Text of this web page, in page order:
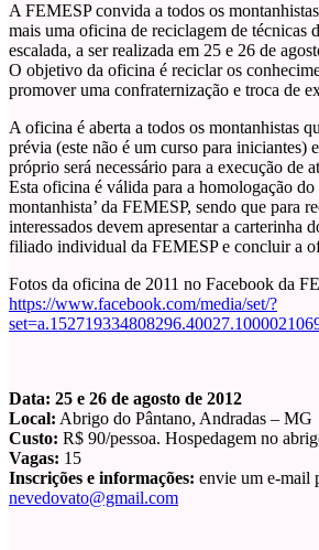
A FEMESP convida a todos os
mais uma oficina de reciclagem de técnicas
escalada, a ser realizada em 25 e 26 de
O objetivo da oficina é reciclar os
promover uma confraternização e troca de
A oficina é aberta a todos os montanhistas
prévia (este não é um curso para iniciantes)
próprio será necessário para a execução de
Esta oficina é válida para a homologação
montanhista’ da FEMESP, sendo que para
interessados devem apresentar a carterinha
filiado individual da FEMESP e concluir a
Fotos da oficina de 2011 no Facebook da
https://www.facebook.com/media/set/?
Data: 25 e 26 de agosto de 2012
Local: Abrigo do Pântano, Andradas – MG
Custo: R$ 90/pessoa. Hospedagem no
Vagas: 15
Inscrições e informações: envie um e-mail
nevedovato@gmail.com